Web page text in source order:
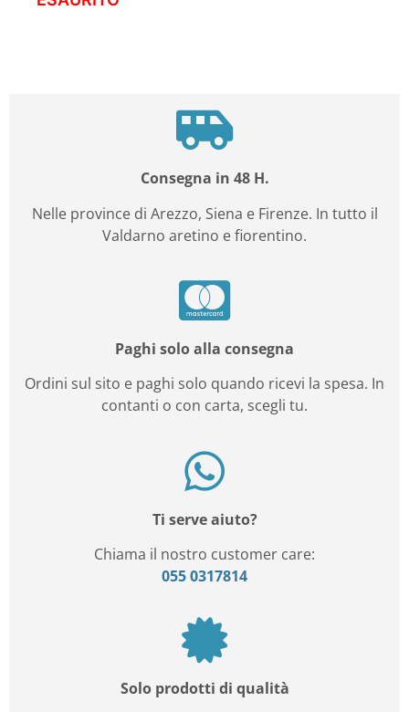
Consegna in 48 H.
Nelle province di Arezzo, Siena e Firenze. In tutto il
Valdarno aretino e fiorentino.
Paghi solo alla consegna
Ordini sul sito e paghi solo quando ricevi la spesa. In
contanti o con carta, scegli tu.
Ti serve aiuto?
Chiama il nostro customer care:
055 0317814
Solo prodotti di qualità